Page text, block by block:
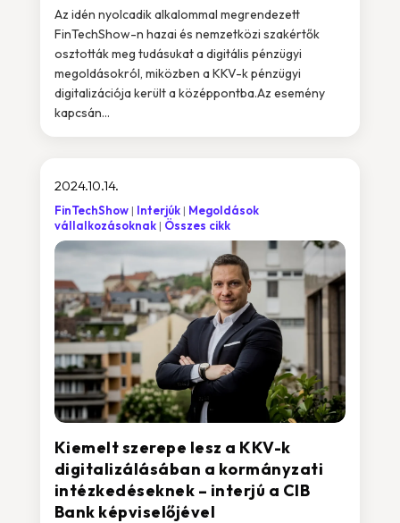
Az idén nyolcadik alkalommal megrendezett
FinTechShow-n hazai és nemzetközi szakértők
osztották meg tudásukat a digitális pénzügyi
megoldásokról, miközben a KKV-k pénzügyi
digitalizációja került a középpontba.Az esemény
kapcsán...
Kiemelt szerepe lesz a KKV-k
digitalizálásában a kormányzati
intézkedéseknek – interjú a CIB
Bank képviselőjével
2024.10.14.
FinTechShow Interjúk
Megoldások
vállalkozásoknak
Összes cikk